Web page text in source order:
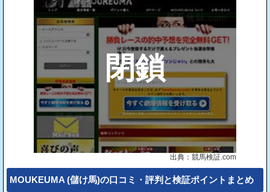
閉鎖
出典：競馬検証.com
MOUKEUMA (儲け馬)の⼝コミ・評判と検証ポイントまとめ